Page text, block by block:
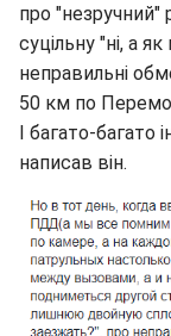
про "незручний"
суцільну "ні, а
неправильні
50 км по
І багато-багато
написав він.